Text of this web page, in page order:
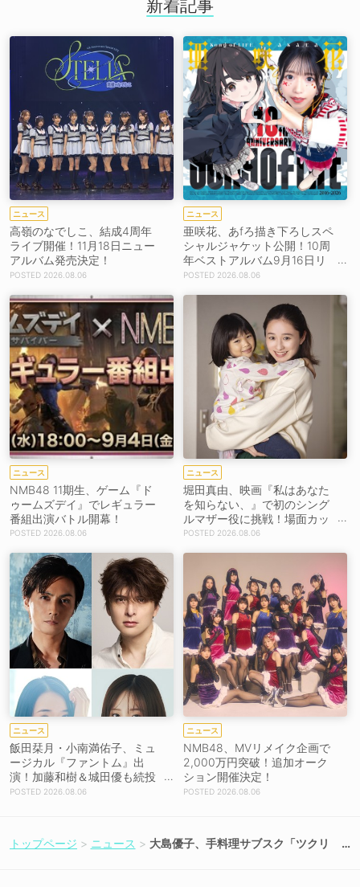
新着記事
ニュース
高嶺のなでしこ、結成4周年
ライブ開催！11月18日ニュー
アルバム発売決定！
2026.08.06
ニュース
亜咲花、あfろ描き下ろしスペ
シャルジャケット公開！10周
年ベストアルバム9月16日リ
リース！2026.08.06
ニュース
NMB48 11期生、ゲーム『ド
ゥームズデイ』でレギュラー
番組出演バトル開幕！
2026.08.06
ニュース
堀田真由、映画『私はあなた
を知らない、』で初のシング
ルマザー役に挑戦！場面カッ
トを解禁！【コメントあり】
2026.08.06
ニュース
飯田栞月・小南満佑子、ミュ
ージカル『ファントム』出
演！加藤和樹＆城田優も続投
【コメントあり】
2026.08.06
ニュース
NMB48、MVリメイク企画で
2,000万円突破！追加オーク
ション開催決定！
2026.08.06
トップページ ニュース
大島優子、手料理サブスク「ツクリ